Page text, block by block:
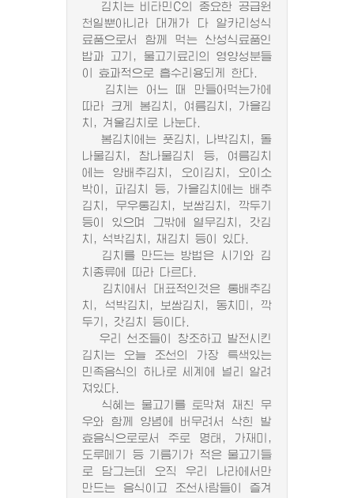
김치는 비타민C의 중요한 공급원
천일뿐아니라 대개가 다 알카리성식
료품으로서 함께 먹는 산성식료품인
밥과 고기, 물고기료리의 영양성분들
이 효과적으로 흡수리용되게 한다.
김치는 어느 때 만들어먹는가에
따라 크게 봄김치, 여름김치, 가을김
치, 겨울김치로 나눈다.
봄김치에는 풋김치, 나박김치, 돌
나물김치, 참나물김치 등, 여름김치
에는 양배추김치, 오이김치, 오이소
박이, 파김치 등, 가을김치에는 배추
김치, 무우통김치, 보쌈김치, 깍두기
등이 있으며 그밖에 열무김치, 갓김
치, 석박김치, 채김치 등이 있다.
김치를 만드는 방법은 시기와 김
치종류에 따라 다르다.
김치에서 대표적인것은 통배추김
치, 석박김치, 보쌈김치, 동치미, 깍
두기, 갓김치 등이다.
우리 선조들이 창조하고 발전시킨
김치는 오늘 조선의 가장 특색있는
민족음식의 하나로 세계에 널리 알려
져있다.
식혜는 물고기를 토막쳐 채친 무
우와 함께 양념에 버무려서 삭힌 발
효음식으로로서 주로 명태, 가재미,
도루메기 등 기름기가 적은 물고기들
로 담그는데 오직 우리 나라에서만
만드는 음식이고 조선사람들이 즐겨